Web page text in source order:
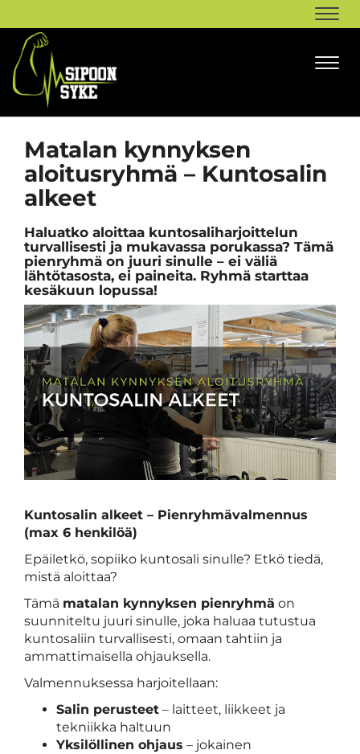
Matalan kynnyksen
aloitusryhmä – Kuntosalin
alkeet
Haluatko aloittaa kuntosaliharjoittelun
turvallisesti ja mukavassa porukassa? Tämä
pienryhmä on juuri sinulle – ei väliä
lähtötasosta, ei paineita. Ryhmä starttaa
kesäkuun lopussa!
Kuntosalin alkeet – Pienryhmävalmennus
(max 6 henkilöä)
Epäiletkö, sopiiko kuntosali sinulle? Etkö tiedä,
mistä aloittaa?
Tämä matalan kynnyksen pienryhmä on
suunniteltu juuri sinulle, joka haluaa tutustua
kuntosaliin turvallisesti, omaan tahtiin ja
ammattimaisella ohjauksella.
Valmennuksessa harjoitellaan:
Salin perusteet – laitteet, liikkeet ja
tekniikka haltuun
Yksilöllinen ohjaus – jokainen